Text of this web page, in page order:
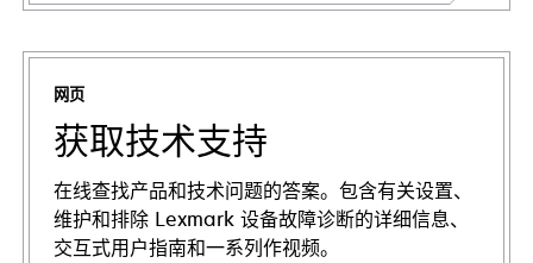
网页
获取技术支持
在线查找产品和技术问题的答案。包含有关设置、
维护和排除 Lexmark 设备故障诊断的详细信息、
交互式用户指南和一系列作视频。